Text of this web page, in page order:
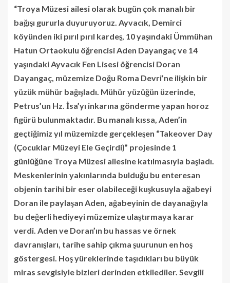
“Troya Müzesi ailesi olarak bugün çok manalı bir
bağışı gururla duyuruyoruz. Ayvacık, Demirci
köyünden iki pırıl pırıl kardeş, 10 yaşındaki Ümmühan
Hatun Ortaokulu öğrencisi Aden Dayangaç ve 14
yaşındaki Ayvacık Fen Lisesi öğrencisi Doran
Dayangaç, müzemize Doğu Roma Devri’ne ilişkin bir
yüzük mühür bağışladı. Mühür yüzüğün üzerinde,
Petrus’un Hz. İsa’yı inkarına gönderme yapan horoz
figürü bulunmaktadır. Bu manalı kıssa, Aden’in
geçtiğimiz yıl müzemizde gerçekleşen “Takeover Day
(Çocuklar Müzeyi Ele Geçirdi)” projesinde 1
günlüğüne Troya Müzesi ailesine katılmasıyla başladı.
Meskenlerinin yakınlarında bulduğu bu enteresan
objenin tarihi bir eser olabileceği kuşkusuyla ağabeyi
Doran ile paylaşan Aden, ağabeyinin de dayanağıyla
bu değerli hediyeyi müzemize ulaştırmaya karar
verdi. Aden ve Doran’ın bu hassas ve örnek
davranışları, tarihe sahip çıkma şuurunun en hoş
göstergesi. Hoş yüreklerinde taşıdıkları bu büyük
miras sevgisiyle bizleri derinden etkilediler. Sevgili